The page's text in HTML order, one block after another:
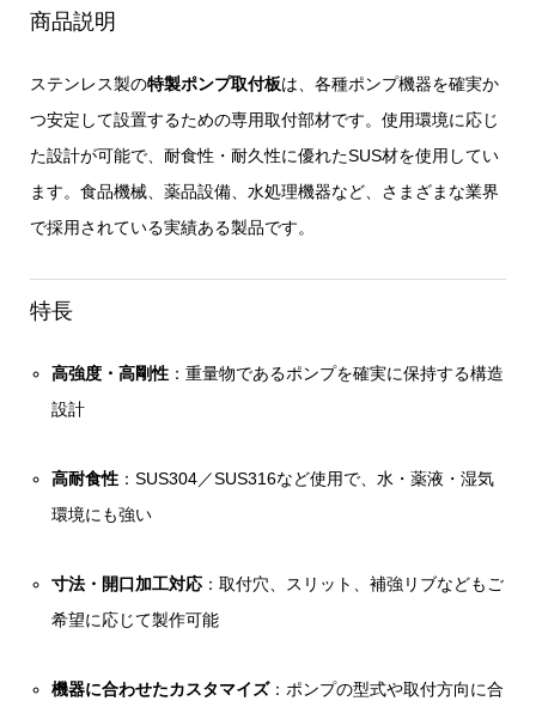
商品説明
ステンレス製の特製ポンプ取付板は、各種ポンプ機器を確実か
つ安定して設置するための専用取付部材です。使用環境に応じ
た設計が可能で、耐食性・耐久性に優れたSUS材を使用してい
ます。食品機械、薬品設備、水処理機器など、さまざまな業界
で採用されている実績ある製品です。
特長
高強度・高剛性 ：重量物であるポンプを確実に保持する構造
設計
高耐食性 ：SUS304／SUS316など使用で、水・薬液・湿気
環境にも強い
寸法・開口加工対応 ：取付穴、スリット、補強リブなどもご
希望に応じて製作可能
機器に合わせたカスタマイズ：ポンプの型式や取付方向に合